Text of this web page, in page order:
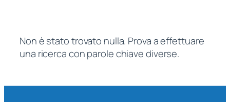
Non è stato trovato nulla. Prova a effettuare
una ricerca con parole chiave diverse.